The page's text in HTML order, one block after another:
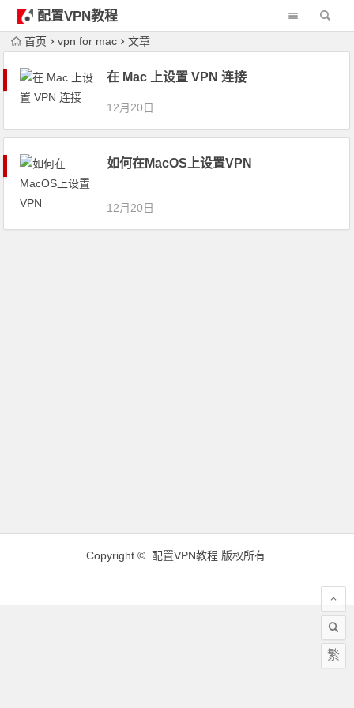
配置VPN教程
首页 vpn for mac 文章
在 Mac 上设置 VPN 连接
12月20日
如何在MacOS上设置VPN
12月20日
Copyright © 配置VPN教程版权所有.
繁